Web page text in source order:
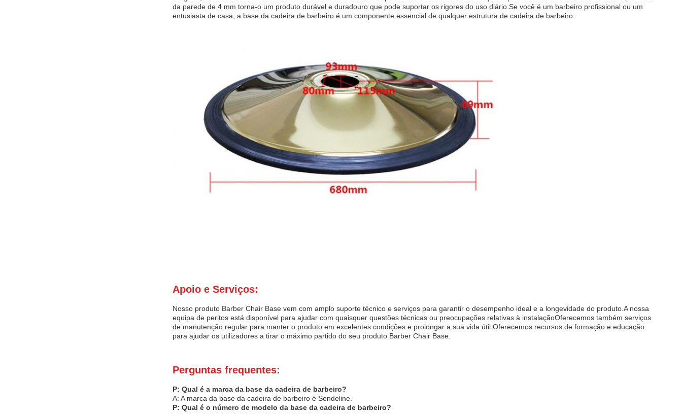
da parede de 4 mm torna-o um produto durável e duradouro que pode suportar os rigores do uso diário.Se você é um barbeiro profissional ou um
entusiasta de casa, a base da cadeira de barbeiro é um componente essencial de qualquer estrutura de cadeira de barbeiro.
Apoio e Serviços:
Nosso produto Barber Chair Base vem com amplo suporte técnico e serviços para garantir o desempenho ideal e a longevidade do produto.A nossa
equipa de peritos está disponível para ajudar com quaisquer questões técnicas ou preocupações relativas à instalaçãoOferecemos também serviços
de manutenção regular para manter o produto em excelentes condições e prolongar a sua vida útil.Oferecemos recursos de formação e educação
para ajudar os utilizadores a tirar o máximo partido do seu produto Barber Chair Base.
Perguntas frequentes:
P: Qual é a marca da base da cadeira de barbeiro?
A: A marca da base da cadeira de barbeiro é Sendeline.
P: Qual é o número de modelo da base da cadeira de barbeiro?